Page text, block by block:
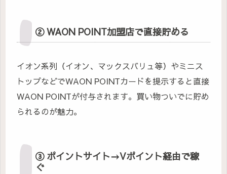
② WAON POINT加盟店で直接貯める
イオン系列（イオン、マックスバリュ等）やミニス
トップなどでWAON POINTカードを提示すると直接
WAON POINTが付与されます。買い物ついでに貯め
られるのが魅力。
③ ポイントサイト→Vポイント経由で稼
ぐ